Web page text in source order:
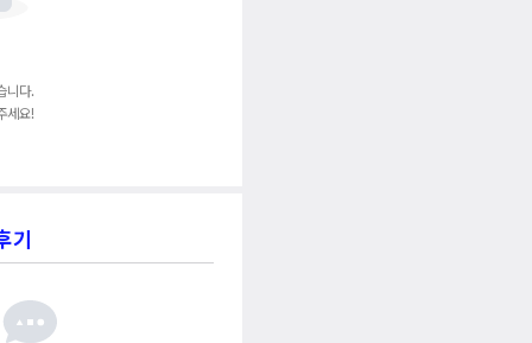
니다.
세요!
기